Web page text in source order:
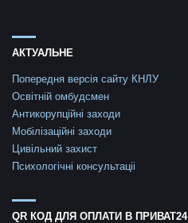
АКТУАЛЬНЕ
Попередня версія сайту КНЛУ
Освітній омбудсмен
Антикорупційні заходи
Мобілізаційні заходи
Цивільний захист
Психологічні консультаціі
QR КОД ДЛЯ ОПЛАТИ В ПРИВАТ24